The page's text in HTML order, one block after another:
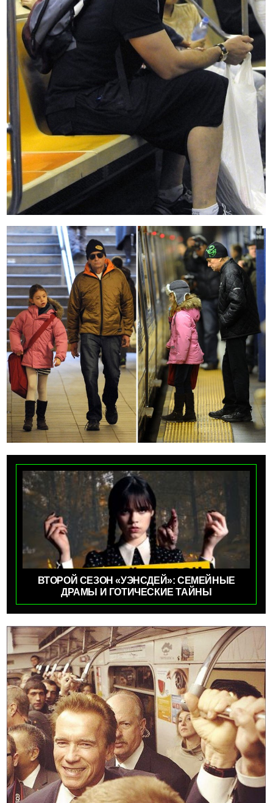
ВТОРОЙ СЕЗОН «УЭНСДЕЙ»: СЕМЕЙНЫЕ
ДРАМЫ И ГОТИЧЕСКИЕ ТАЙНЫ